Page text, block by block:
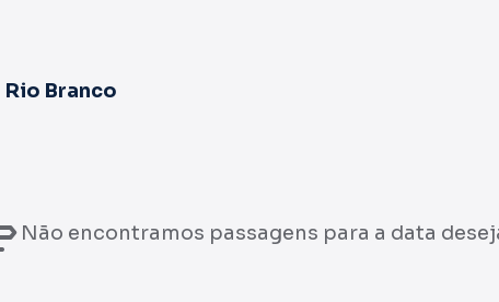
Rio Branco
Não encontramos passagens para a data